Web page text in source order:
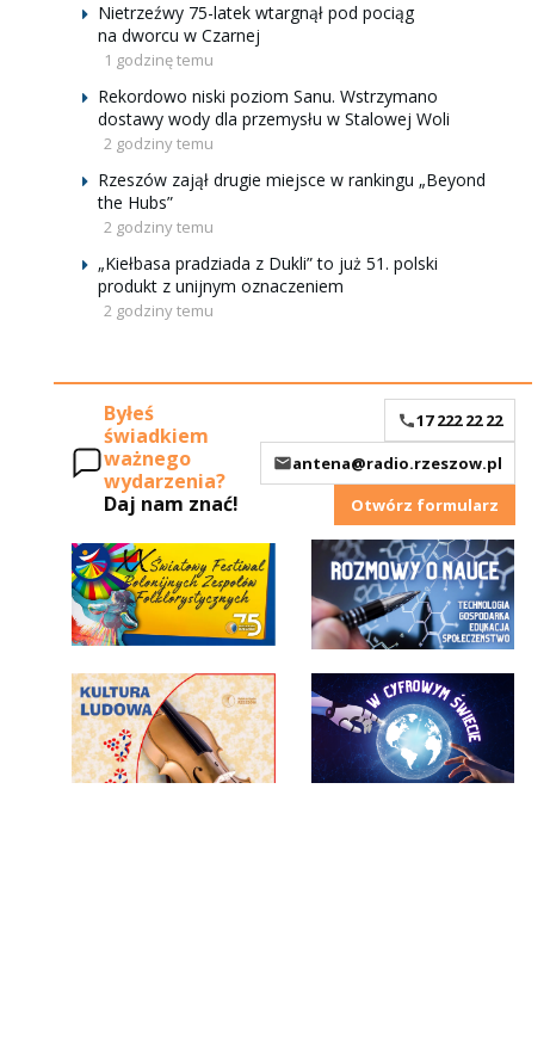
Nietrzeźwy 75-latek wtargnął pod pociąg
na dworcu w Czarnej
1 godzinę temu
Rekordowo niski poziom Sanu. Wstrzymano
dostawy wody dla przemysłu w Stalowej Woli
2 godziny temu
Rzeszów zajął drugie miejsce w rankingu „Beyond
the Hubs”
2 godziny temu
„Kiełbasa pradziada z Dukli” to już 51. polski
produkt z unijnym oznaczeniem
2 godziny temu
Byłeś
świadkiem
ważnego
wydarzenia?
Daj nam znać!
17 222 22 22
antena@radio.rzeszow.pl
Otwórz formularz